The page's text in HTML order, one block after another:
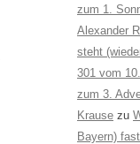
zum 1.
Alexander
steht
301 vom
zum 3.
Krause zu
Bayern)